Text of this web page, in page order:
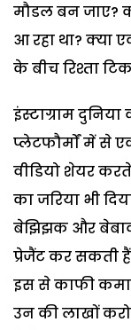
मौडल बन जाए?
आ रहा था? क्या
के बीच रिश्ता
इंस्टाग्राम
प्लेटफौर्मों में से
वीडियो शेयर
का जरिया भी
बेझिझक और
प्रेजैंट कर सकती
इस से काफी कमा
उन की लाखों